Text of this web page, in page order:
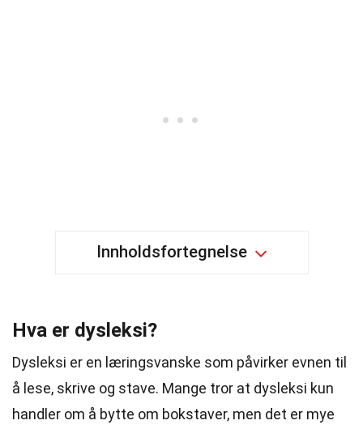
Innholdsfortegnelse
Hva er dysleksi?
Dysleksi er en læringsvanske som påvirker evnen til
å lese, skrive og stave. Mange tror at dysleksi kun
handler om å bytte om bokstaver, men det er mye